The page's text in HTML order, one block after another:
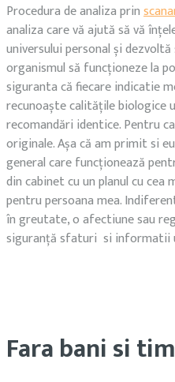
Procedura de analiza prin
analiza care vă ajută să vă
universului personal și
organismul să funcționeze la
siguranta că fiecare indicatie
recunoaște calitățile biologice
recomandări identice. Pentru
originale. Așa că am primit si
general care funcționează
din cabinet cu un planul cu
pentru persoana mea.
în greutate, o afectiune sau
siguranță sfaturi si informatii
Fara bani si